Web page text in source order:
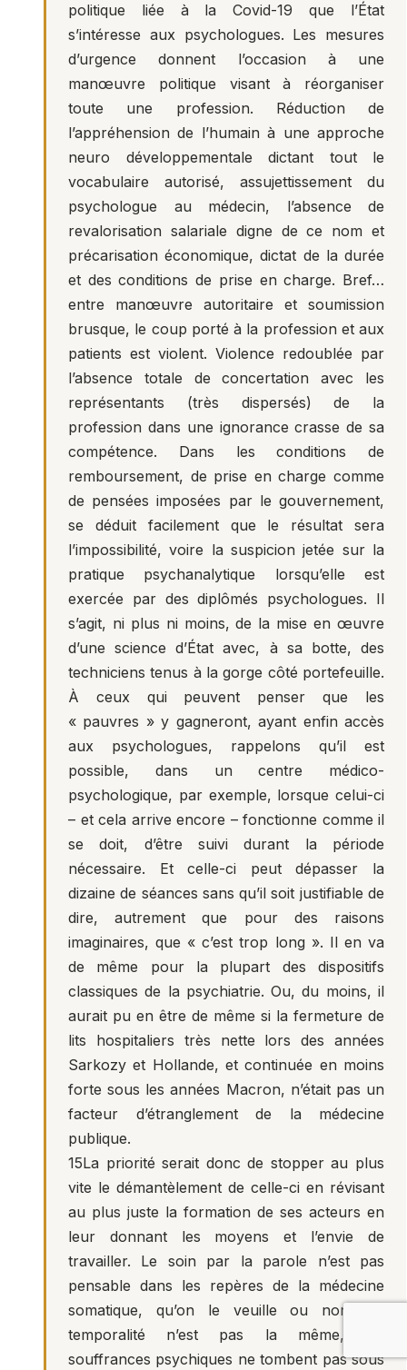
politique liée à la Covid-19 que l’État
s’intéresse aux psychologues. Les mesures
d’urgence donnent l’occasion à une
manœuvre politique visant à réorganiser
toute une profession. Réduction de
l’appréhension de l’humain à une approche
neuro développementale dictant tout le
vocabulaire autorisé, assujettissement du
psychologue au médecin, l’absence de
revalorisation salariale digne de ce nom et
précarisation économique, dictat de la durée
et des conditions de prise en charge. Bref…
entre manœuvre autoritaire et soumission
brusque, le coup porté à la profession et aux
patients est violent. Violence redoublée par
l’absence totale de concertation avec les
représentants (très dispersés) de la
profession dans une ignorance crasse de sa
compétence. Dans les conditions de
remboursement, de prise en charge comme
de pensées imposées par le gouvernement,
se déduit facilement que le résultat sera
l’impossibilité, voire la suspicion jetée sur la
pratique psychanalytique lorsqu’elle est
exercée par des diplômés psychologues. Il
s’agit, ni plus ni moins, de la mise en œuvre
d’une science d’État avec, à sa botte, des
techniciens tenus à la gorge côté portefeuille.
À ceux qui peuvent penser que les
« pauvres » y gagneront, ayant enfin accès
aux psychologues, rappelons qu’il est
possible, dans un centre médico-
psychologique, par exemple, lorsque celui-ci
– et cela arrive encore – fonctionne comme il
se doit, d’être suivi durant la période
nécessaire. Et celle-ci peut dépasser la
dizaine de séances sans qu’il soit justifiable de
dire, autrement que pour des raisons
imaginaires, que « c’est trop long ». Il en va
de même pour la plupart des dispositifs
classiques de la psychiatrie. Ou, du moins, il
aurait pu en être de même si la fermeture de
lits hospitaliers très nette lors des années
Sarkozy et Hollande, et continuée en moins
forte sous les années Macron, n’était pas un
facteur d’étranglement de la médecine
publique.
15La priorité serait donc de stopper au plus
vite le démantèlement de celle-ci en révisant
au plus juste la formation de ses acteurs en
leur donnant les moyens et l’envie de
travailler. Le soin par la parole n’est pas
pensable dans les repères de la médecine
somatique, qu’on le veuille ou non. Sa
temporalité n’est pas la même, les
souffrances psychiques ne tombent pas sous